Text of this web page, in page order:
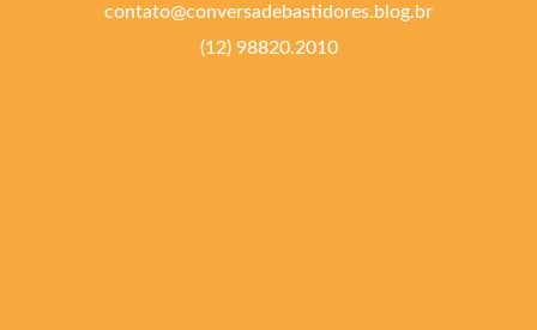
contato@conversadebastidores.blog.br
(12) 98820.2010